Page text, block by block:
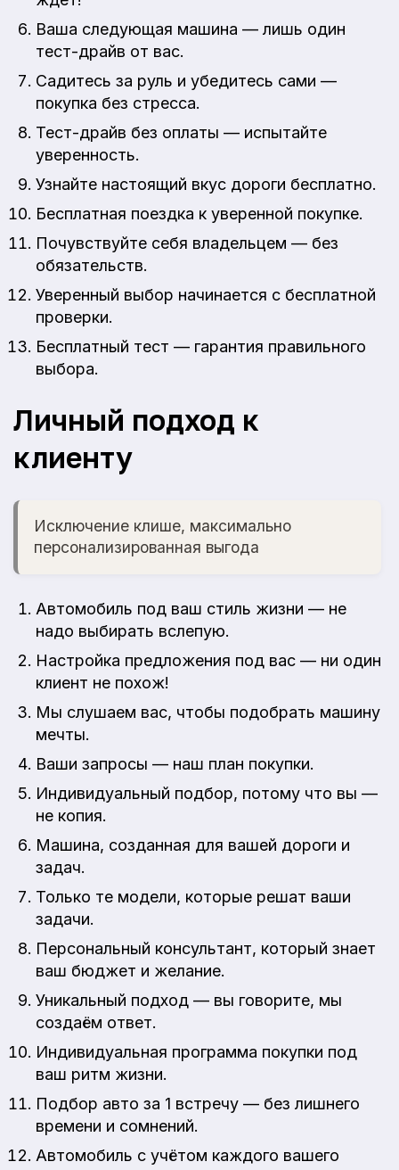
Ваша следующая машина — лишь один
тест-драйв от вас.
Садитесь за руль и убедитесь сами —
покупка без стресса.
Тест-драйв без оплаты — испытайте
уверенность.
Узнайте настоящий вкус дороги бесплатно.
Бесплатная поездка к уверенной покупке.
Почувствуйте себя владельцем — без
обязательств.
Уверенный выбор начинается с бесплатной
проверки.
Бесплатный тест — гарантия правильного
выбора.
Личный подход к
клиенту
Исключение клише, максимально
персонализированная выгода
Автомобиль под ваш стиль жизни — не
надо выбирать вслепую.
Настройка предложения под вас — ни один
клиент не похож!
Мы слушаем вас, чтобы подобрать машину
мечты.
Ваши запросы — наш план покупки.
Индивидуальный подбор, потому что вы —
не копия.
Машина, созданная для вашей дороги и
задач.
Только те модели, которые решат ваши
задачи.
Персональный консультант, который знает
ваш бюджет и желание.
Уникальный подход — вы говорите, мы
создаём ответ.
Индивидуальная программа покупки под
ваш ритм жизни.
Подбор авто за 1 встречу — без лишнего
времени и сомнений.
Автомобиль с учётом каждого вашего